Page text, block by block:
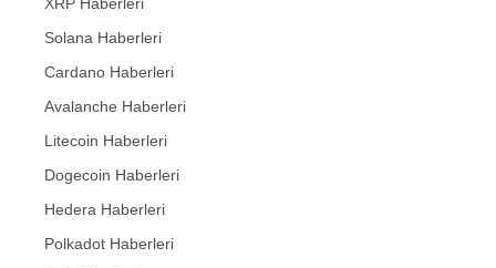
XRP Haberleri
Solana Haberleri
Cardano Haberleri
Avalanche Haberleri
Litecoin Haberleri
Dogecoin Haberleri
Hedera Haberleri
Polkadot Haberleri